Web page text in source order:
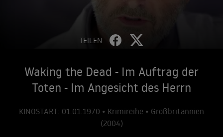
TEILEN
Waking the Dead - Im Auftrag der
Toten - Im Angesicht des Herrn
KINOSTART: 01.01.1970 • Krimireihe • Großbritannien
(2004)